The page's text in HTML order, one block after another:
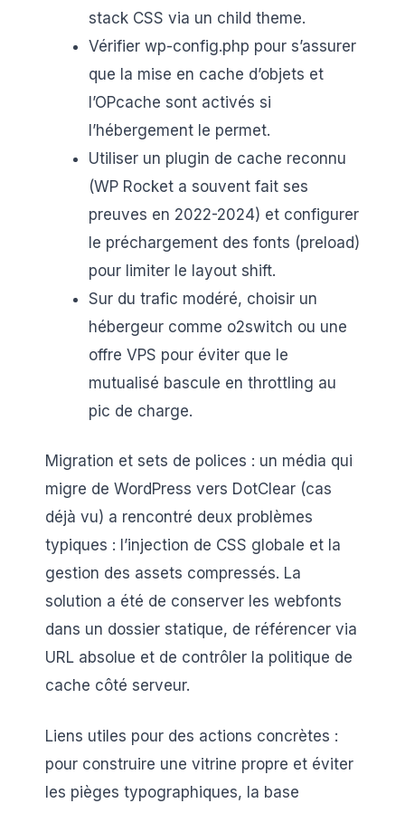
stack CSS via un child theme.
Vérifier wp-config.php pour s’assurer
que la mise en cache d’objets et
l’OPcache sont activés si
l’hébergement le permet.
Utiliser un plugin de cache reconnu
(WP Rocket a souvent fait ses
preuves en 2022-2024) et configurer
le préchargement des fonts (preload)
pour limiter le layout shift.
Sur du trafic modéré, choisir un
hébergeur comme o2switch ou une
offre VPS pour éviter que le
mutualisé bascule en throttling au
pic de charge.
Migration et sets de polices : un média qui
migre de WordPress vers DotClear (cas
déjà vu) a rencontré deux problèmes
typiques : l’injection de CSS globale et la
gestion des assets compressés. La
solution a été de conserver les webfonts
dans un dossier statique, de référencer via
URL absolue et de contrôler la politique de
cache côté serveur.
Liens utiles pour des actions concrètes :
pour construire une vitrine propre et éviter
les pièges typographiques, la base